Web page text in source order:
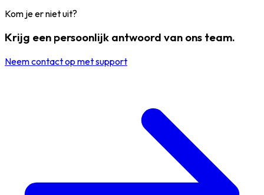
Kom je er niet uit?
Krijg een persoonlijk antwoord van ons team.
Neem contact op met support